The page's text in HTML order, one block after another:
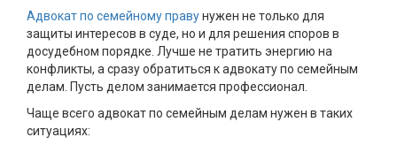
Адвокат по семейному правунужен не только для
защиты интересов в суде, но и для решения споров в
досудебном порядке. Лучше не тратить энергию на
конфликты, а сразу обратиться к адвокату по семейным
делам. Пусть делом занимается профессионал.
Чаще всего адвокат по семейным делам нужен в таких
ситуациях: